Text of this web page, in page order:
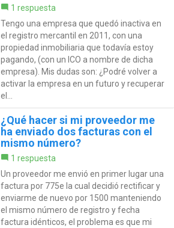
1 respuesta
Tengo una empresa que quedó inactiva en
el registro mercantil en 2011, con una
propiedad inmobiliaria que todavía estoy
pagando, (con un ICO a nombre de dicha
empresa). Mis dudas son: ¿Podré volver a
activar la empresa en un futuro y recuperar
el...
¿Qué hacer si mi proveedor me
ha enviado dos facturas con el
mismo número?
1 respuesta
Un proveedor me envió en primer lugar una
factura por 775e la cual decidió rectificar y
enviarme de nuevo por 1500 manteniendo
el mismo número de registro y fecha
factura idénticos, el problema es que mi